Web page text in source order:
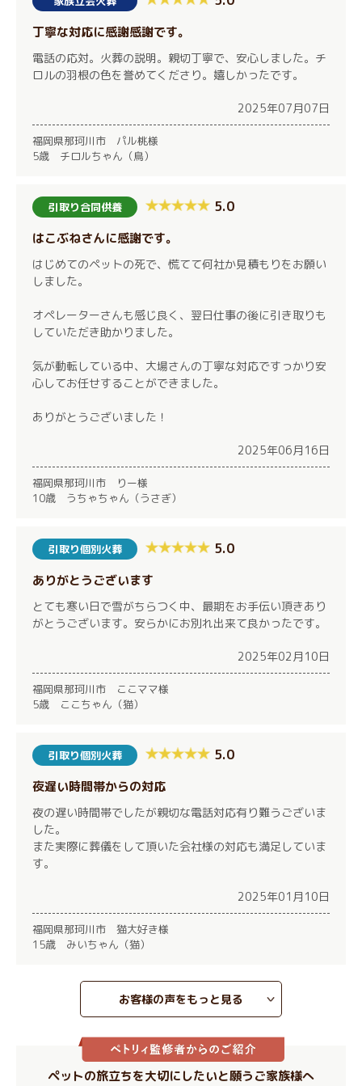
丁寧な対応に感謝感謝です。
電話の応対。火葬の説明。親切丁寧で、安心しました。チ
ロルの羽根の色を誉めてくださり。嬉しかったです。
2025年07月07日
福岡県那珂川市 パル桃様
5歳 チロルちゃん（鳥）
引取り合同供養 5.0
はこぶねさんに感謝です。
はじめてのペットの死で、慌てて何社か見積もりをお願い
しました。
オペレーターさんも感じ良く、翌日仕事の後に引き取りも
していただき助かりました。
気が動転している中、大場さんの丁寧な対応ですっかり安
心してお任せすることができました。
ありがとうございました！
2025年06月16日
福岡県那珂川市 りー様
10歳 うちゃちゃん（うさぎ）
引取り個別火葬 5.0
ありがとうございます
とても寒い日で雪がちらつく中、最期をお手伝い頂きあり
がとうございます。安らかにお別れ出来て良かったです。
2025年02月10日
福岡県那珂川市 ここママ様
5歳 ここちゃん（猫）
引取り個別火葬 5.0
夜遅い時間帯からの対応
夜の遅い時間帯でしたが親切な電話対応有り難うございま
した。
また実際に葬儀をして頂いた会社様の対応も満足していま
す。
2025年01月10日
福岡県那珂川市 猫大好き様
15歳 みいちゃん（猫）
お客様の声をもっと見る
ペットの旅立ちを大切にしたいと願うご家族様へ